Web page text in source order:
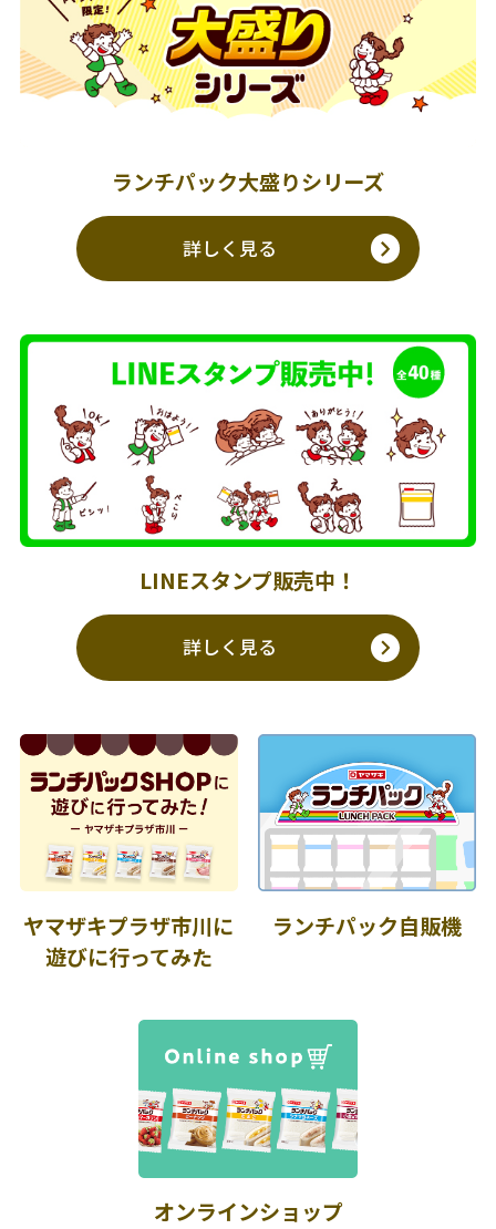
ランチパック大盛りシリーズ
詳しく見る
LINEスタンプ販売中！
詳しく見る
ヤマザキプラザ市川に
遊びに行ってみた
ランチパック自販機
オンラインショップ